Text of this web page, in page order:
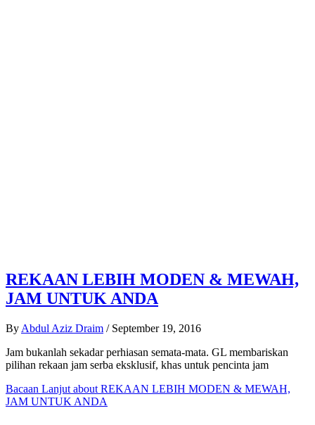
REKAAN LEBIH MODEN & MEWAH,
JAM UNTUK ANDA
By Abdul Aziz Draim / September 19, 2016
Jam bukanlah sekadar perhiasan semata-mata. GL membariskan
pilihan rekaan jam serba eksklusif, khas untuk pencinta jam
Bacaan Lanjut about REKAAN LEBIH MODEN & MEWAH,
JAM UNTUK ANDA